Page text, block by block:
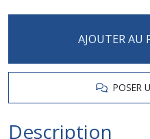
AJOUTER AU
POSER
Description